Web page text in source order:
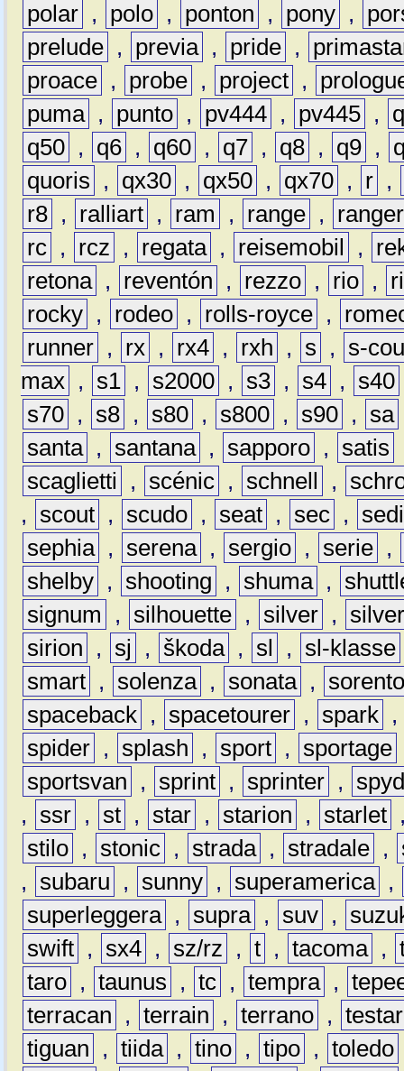
polar , polo , ponton , pony ,
prelude , previa , pride ,
proace , probe , project ,
puma , punto , pv444 , pv445 ,
q50 , q6 , q60 , q7 , q8 , q9 ,
quoris
, qx30 , qx50 , qx70 , r ,
r8 , ralliart , ram , range ,
ranger
rc , rcz , regata , reisemobil ,
retona , reventón , rezzo , rio ,
rocky , rodeo , rolls-royce ,
runner , rx , rx4 , rxh , s ,
s-
max , s1 , s2000 , s3 , s4 , s40
s70 , s8 , s80 , s800 , s90 , sa
santa , santana , sapporo , satis
scaglietti
, scénic , schnell ,
,
scout , scudo , seat , sec ,
sephia , serena , sergio , serie ,
shelby , shooting , shuma ,
signum
, silhouette , silver ,
sirion
, sj , škoda , sl , sl-klasse
smart , solenza , sonata ,
spaceback , spacetourer , spark ,
spider , splash , sport , sportage
sportsvan
, sprint , sprinter ,
,
ssr , st , star , starion , starlet
stilo , stonic , strada , stradale ,
,
subaru , sunny , superamerica ,
superleggera , supra , suv ,
swift , sx4 , sz/rz , t , tacoma ,
taro , taunus , tc , tempra ,
terracan
, terrain , terrano ,
tiguan
, tiida , tino , tipo , toledo